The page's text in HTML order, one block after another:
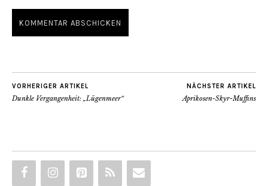
VORHERIGER ARTIKEL
Dunkle Vergangenheit: „Lügenmeer“
NÄCHSTER ARTIKEL
Aprikosen-Skyr-Muffins